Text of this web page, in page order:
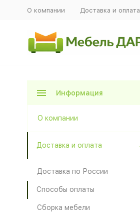
О компании Доставка и оплата
Информация
О компании
Доставка и оплата
Доставка по России
Способы оплаты
Сборка мебели